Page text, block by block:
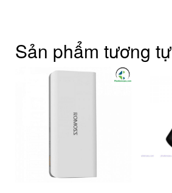
Sản phẩm tương tự